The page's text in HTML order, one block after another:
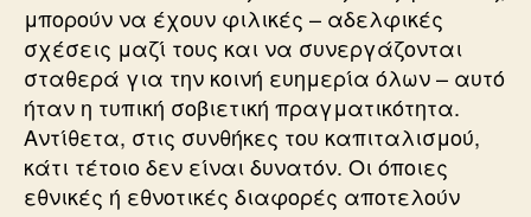
μπορούν να έχουν φιλικές – αδελφικές
σχέσεις μαζί τους και να συνεργάζονται
σταθερά για την κοινή ευημερία όλων – αυτό
ήταν η τυπική σοβιετική πραγματικότητα.
Αντίθετα, στις συνθήκες του καπιταλισμού,
κάτι τέτοιο δεν είναι δυνατόν. Οι όποιες
εθνικές ή εθνοτικές διαφορές αποτελούν